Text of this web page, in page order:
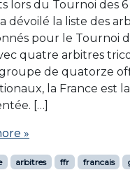
lors du Tournoi des
dévoilé la liste des
pour le Tournoi
quatre arbitres
de quatorze
la France est
[…]
»
arbitres ffr francais